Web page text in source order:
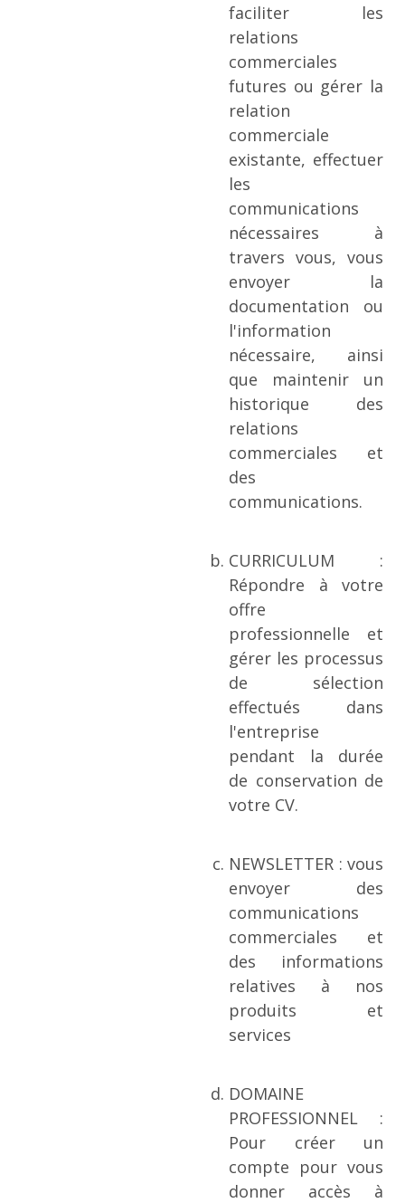
faciliter les
relations
commerciales
futures ou gérer la
relation
commerciale
existante, effectuer
les
communications
nécessaires à
travers vous, vous
envoyer la
documentation ou
l'information
nécessaire, ainsi
que maintenir un
historique des
relations
commerciales et
des
communications.
CURRICULUM :
Répondre à votre
offre
professionnelle et
gérer les processus
de sélection
effectués dans
l'entreprise
pendant la durée
de conservation de
votre CV.
NEWSLETTER : vous
envoyer des
communications
commerciales et
des informations
relatives à nos
produits et
services
DOMAINE
PROFESSIONNEL :
Pour créer un
compte pour vous
donner accès à